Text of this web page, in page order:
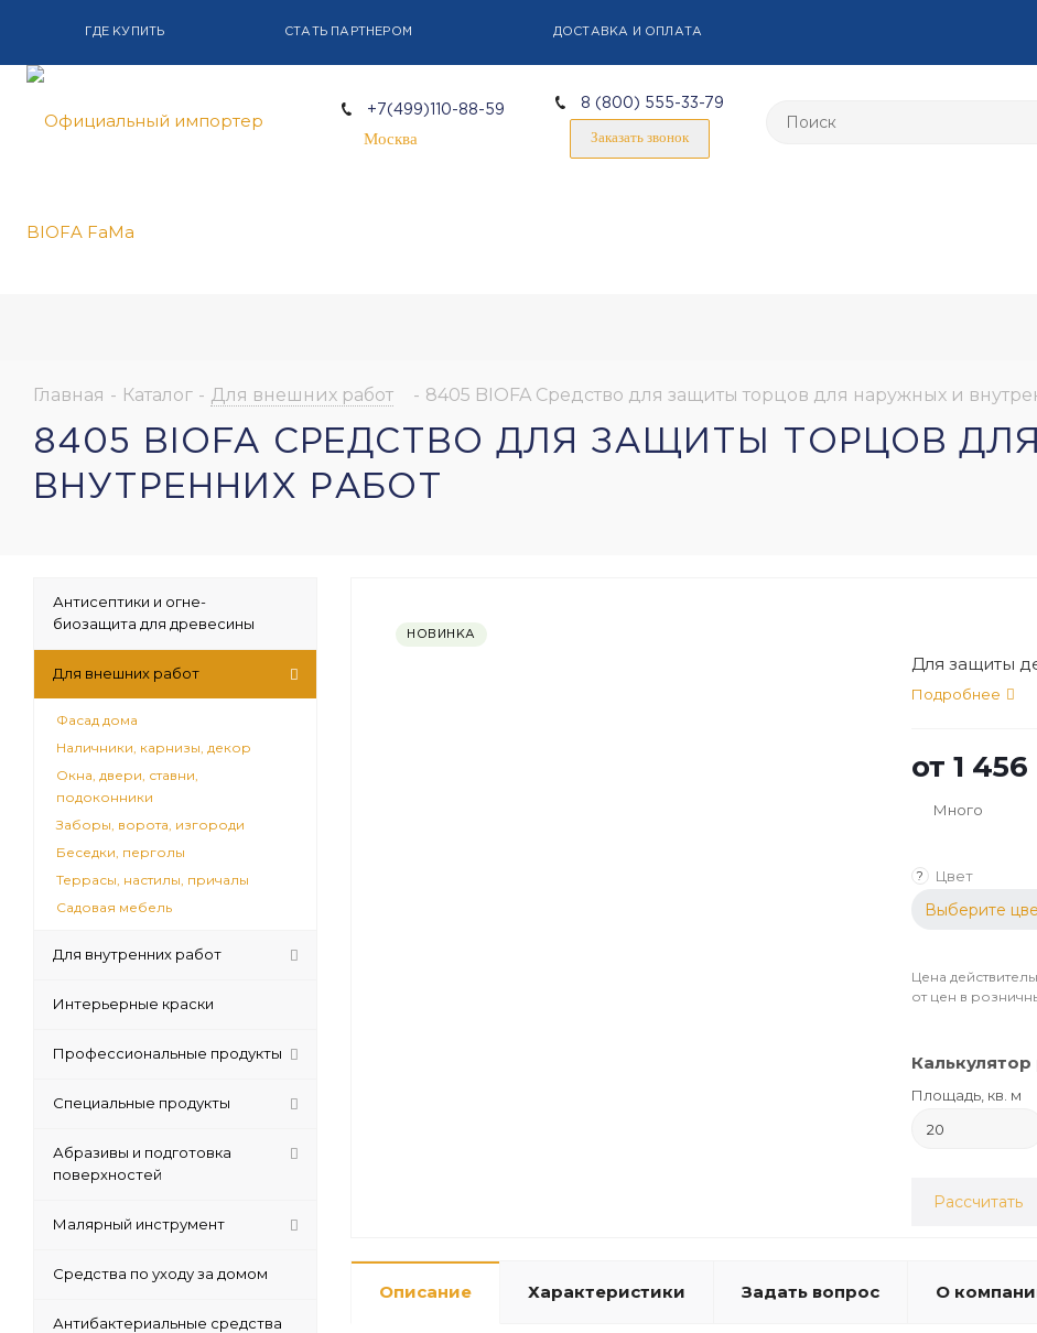
ГДЕ КУПИТЬ СТАТЬ ПАРТНЕРОМ ДОСТАВКА И ОПЛАТА
+7(499)110-88-59
Москва
8 (800) 555-33-79
Заказать звонок
Главная - Каталог - Для внешних работ - 8405 BIOFA Средство для защиты торцов для наружных и
8405 BIOFA СРЕДСТВО ДЛЯ ЗАЩИТЫ ТОРЦОВ
ВНУТРЕННИХ РАБОТ
НОВИНКА
Для защиты
Подробнее
от 1
Много
? Цвет
Выберите
Цена
от цен в
Площадь, кв. м
Рассчитать
Описание Характеристики Задать вопрос О
Антисептики и огне-
биозащита для древесины
Для внешних работ
Фасад дома
Наличники, карнизы, декор
Окна, двери, ставни,
подоконники
Заборы, ворота, изгороди
Беседки, перголы
Террасы, настилы, причалы
Садовая мебель
Для внутренних работ
Интерьерные краски
Профессиональные продукты
Специальные продукты
Абразивы и подготовка
поверхностей
Малярный инструмент
Средства по уходу за домом
Антибактериальные средства